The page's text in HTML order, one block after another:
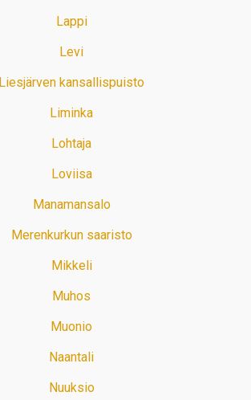
Lappi
Levi
Liesjärven kansallispuisto
Liminka
Lohtaja
Loviisa
Manamansalo
Merenkurkun saaristo
Mikkeli
Muhos
Muonio
Naantali
Nuuksio